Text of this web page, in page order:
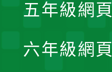
五年級網頁
六年級網頁